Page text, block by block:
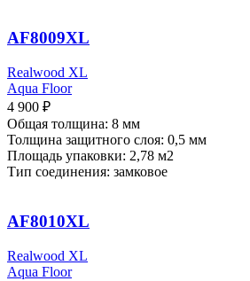
AF8009XL
Realwood XL
Aqua Floor
4 900 ₽
Общая толщина: 8 мм
Толщина защитного слоя: 0,5 мм
Площадь упаковки: 2,78 м2
Тип соединения: замковое
AF8010XL
Realwood XL
Aqua Floor